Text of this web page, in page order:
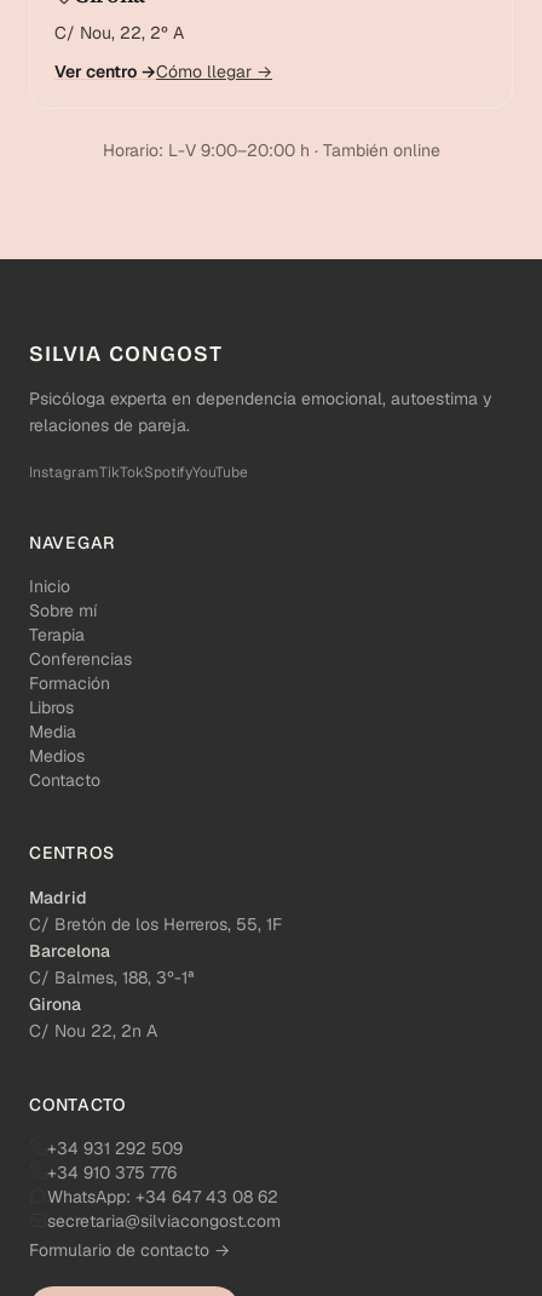
C/ Nou, 22, 2º A
Ver centro →Cómo llegar →
Horario: L-V 9:00–20:00 h · También online
SILVIA CONGOST
Psicóloga experta en dependencia emocional, autoestima y
relaciones de pareja.
InstagramTikTokSpotifyYouTube
NAVEGAR
Inicio
Sobre mí
Terapia
Conferencias
Formación
Libros
Media
Medios
Contacto
CENTROS
Madrid
C/ Bretón de los Herreros, 55, 1F
Barcelona
C/ Balmes, 188, 3º-1ª
Girona
C/ Nou 22, 2n A
CONTACTO
+34 931 292 509
+34 910 375 776
WhatsApp: +34 647 43 08 62
secretaria@silviacongost.com
Formulario de contacto →